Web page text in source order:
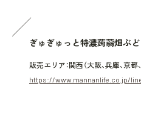
ぎゅぎゅっと特濃蒟蒻畑ぶ
販売エリア：関西（大阪、兵庫、京都
https://www.mannanlife.co.jp/